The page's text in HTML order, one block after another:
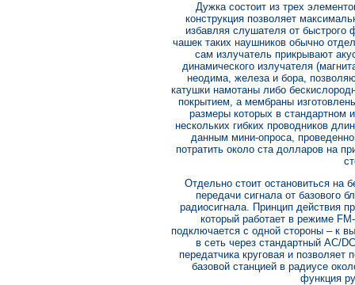
Дужка состоит из трех
конструкция позволяет
избавляя слушателя от быстрого
чашек таких наушников обычно
сам излучатель прикрывают
динамического излучателя
неодима, железа и бора,
катушки намотаны либо
покрытием, а мембраны
размеры которых в стандартном
нескольких гибких проводников
данным мини-опроса,
потратить около ста долларов на
Отдельно стоит остановиться на
передачи сигнала от базового
радиосигнала. Принцип действия
который работает в режиме
подключается с одной стороны – к
в сеть через стандартный AC/
передатчика круговая и
базовой станцией в радиусе
функция